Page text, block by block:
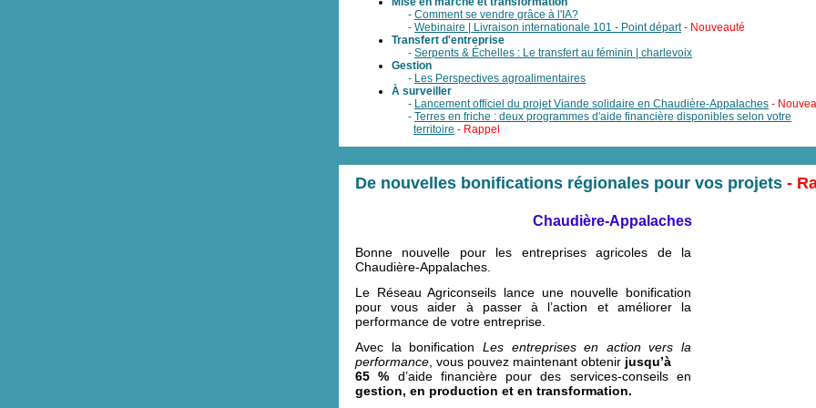
- Comment se vendre grâce à l'IA?
- Webinaire | Livraison internationale 101 - Point départ - Nouveauté
Transfert d'entreprise
- Serpents & Échelles : Le transfert au féminin | charlevoix
Gestion
- Les Perspectives agroalimentaires
À surveiller
- Lancement officiel du projet Viande solidaire en Chaudière-Appalaches -
- Terres en friche : deux programmes d'aide financière disponibles selon votre
territoire - Rappel
De nouvelles bonifications régionales pour vos projets -
Chaudière-Appalaches
Bonne nouvelle pour les entreprises agricoles de la
Chaudière-Appalaches.
Le Réseau Agriconseils lance une nouvelle bonification
pour vous aider à passer à l’action et améliorer la
performance de votre entreprise.
Avec la bonification Les entreprises en action vers la
performance , vous pouvez maintenant obtenir jusqu’à
65 % d’aide financière pour des services-conseils en
gestion, en production et en transformation.